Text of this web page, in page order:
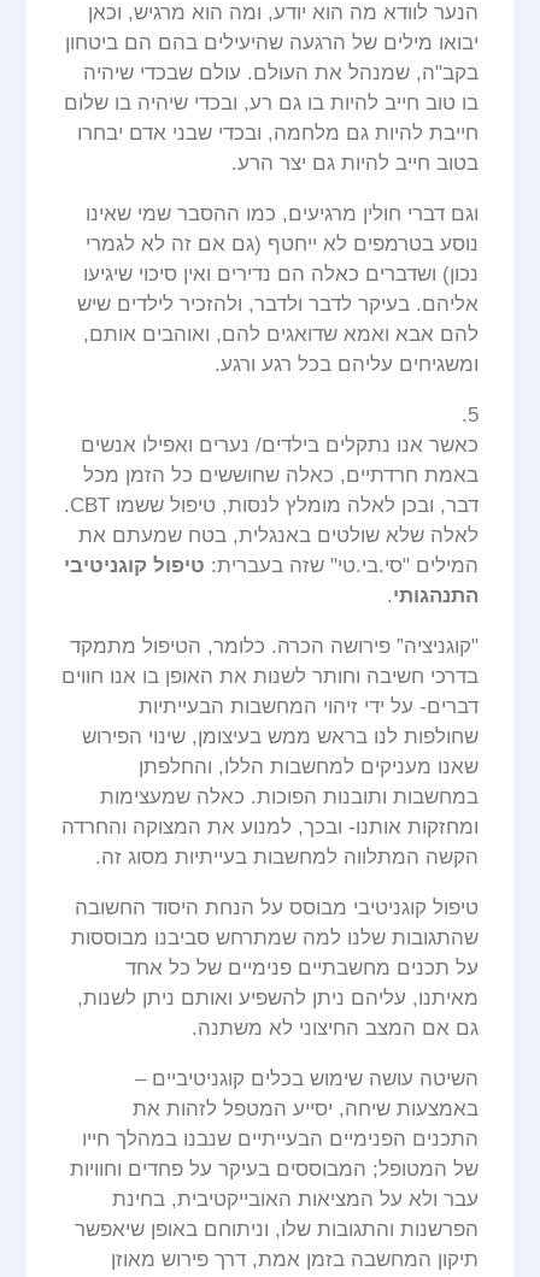
הנער לוודא מה הוא יודע, ומה הוא מרגיש, וכאן
יבואו מילים של הרגעה שהיעילים בהם הם ביטחון
בקב"ה, שמנהל את העולם. עולם שבכדי שיהיה
בו טוב חייב להיות בו גם רע, ובכדי שיהיה בו שלום
חייבת להיות גם מלחמה, ובכדי שבני אדם יבחרו
בטוב חייב להיות גם יצר הרע.
וגם דברי חולין מרגיעים, כמו ההסבר שמי שאינו
נוסע בטרמפים לא ייחטף (גם אם זה לא לגמרי
נכון) ושדברים כאלה הם נדירים ואין סיכוי שיגיעו
אליהם. בעיקר לדבר ולדבר, ולהזכיר לילדים שיש
להם אבא ואמא שדואגים להם, ואוהבים אותם,
ומשגיחים עליהם בכל רגע ורגע.
5.
כאשר אנו נתקלים בילדים/ נערים ואפילו אנשים
באמת חרדתיים, כאלה שחוששים כל הזמן מכל
דבר, ובכן לאלה מומלץ לנסות, טיפול ששמו CBT.
לאלה שלא שולטים באנגלית, בטח שמעתם את
המילים "סי.בי.טי" שזה בעברית: טיפול קוגניטיבי
התנהגותי.
"קוגניציה” פירושה הכרה. כלומר, הטיפול מתמקד
בדרכי חשיבה וחותר לשנות את האופן בו אנו חווים
דברים- על ידי זיהוי המחשבות הבעייתיות
שחולפות לנו בראש ממש בעיצומן, שינוי הפירוש
שאנו מעניקים למחשבות הללו, והחלפתן
במחשבות ותובנות הפוכות. כאלה שמעצימות
ומחזקות אותנו- ובכך, למנוע את המצוקה והחרדה
הקשה המתלווה למחשבות בעייתיות מסוג זה.
טיפול קוגניטיבי מבוסס על הנחת היסוד החשובה
שהתגובות שלנו למה שמתרחש סביבנו מבוססות
על תכנים מחשבתיים פנימיים של כל אחד
מאיתנו, עליהם ניתן להשפיע ואותם ניתן לשנות,
גם אם המצב החיצוני לא משתנה.
השיטה עושה שימוש בכלים קוגניטיביים –
באמצעות שיחה, יסייע המטפל לזהות את
התכנים הפנימיים הבעייתיים שנבנו במהלך חייו
של המטופל; המבוססים בעיקר על פחדים וחוויות
עבר ולא על המציאות האובייקטיבית, בחינת
הפרשנות והתגובות שלו, וניתוחם באופן שיאפשר
תיקון המחשבה בזמן אמת, דרך פירוש מאוזן